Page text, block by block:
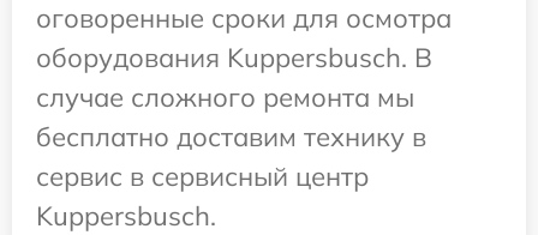
оговоренные сроки для осмотра
оборудования Kuppersbusch. В
случае сложного ремонта мы
бесплатно доставим технику в
сервис в сервисный центр
Kuppersbusch.